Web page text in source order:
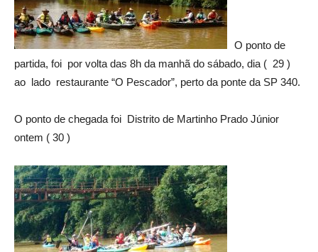
O ponto de
partida, foi por volta das 8h da manhã do sábado, dia ( 29 )
ao lado restaurante “O Pescador”, perto da ponte da SP 340.
O ponto de chegada foi Distrito de Martinho Prado Júnior
ontem ( 30 )